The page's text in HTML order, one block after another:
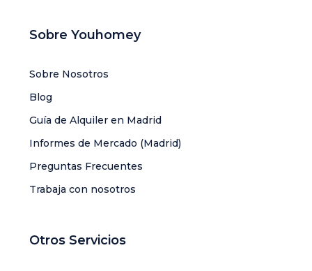
Sobre Youhomey
Sobre Nosotros
Blog
Guía de Alquiler en Madrid
Informes de Mercado (Madrid)
Preguntas Frecuentes
Trabaja con nosotros
Otros Servicios